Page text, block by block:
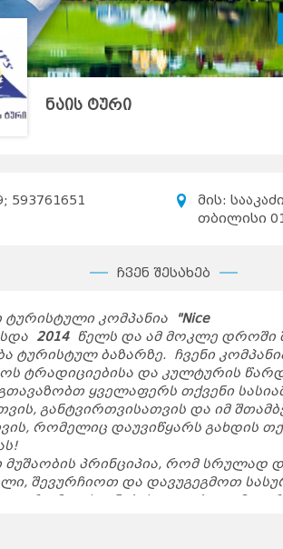
ნაის ტური
593761651
მის:
თბილისი
ჩვენ შესახებ
კომპანია
"Nice
2014წელს და ამ მოკლე დროში
ტურისტულ ბაზარზე. ჩვენი
ტრადიციებისა და კულტურის
ყველაფერს თქვენი
განტვირთვისათვის და იმ
რომელიც დაუვიწყარს გახდის
პრინციპია, რომ სრულად
შევურჩიოთ და დავუგეგმოთ
რომ დასვენების დღეები